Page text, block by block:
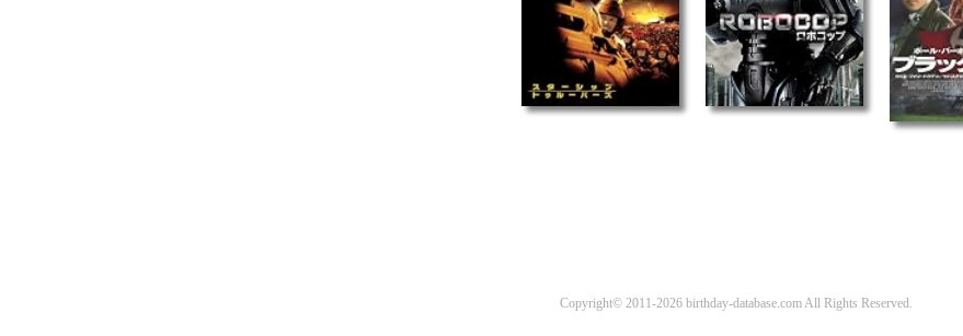
Copyright© 2011-2026 birthday-database.com All Rights Reserved.